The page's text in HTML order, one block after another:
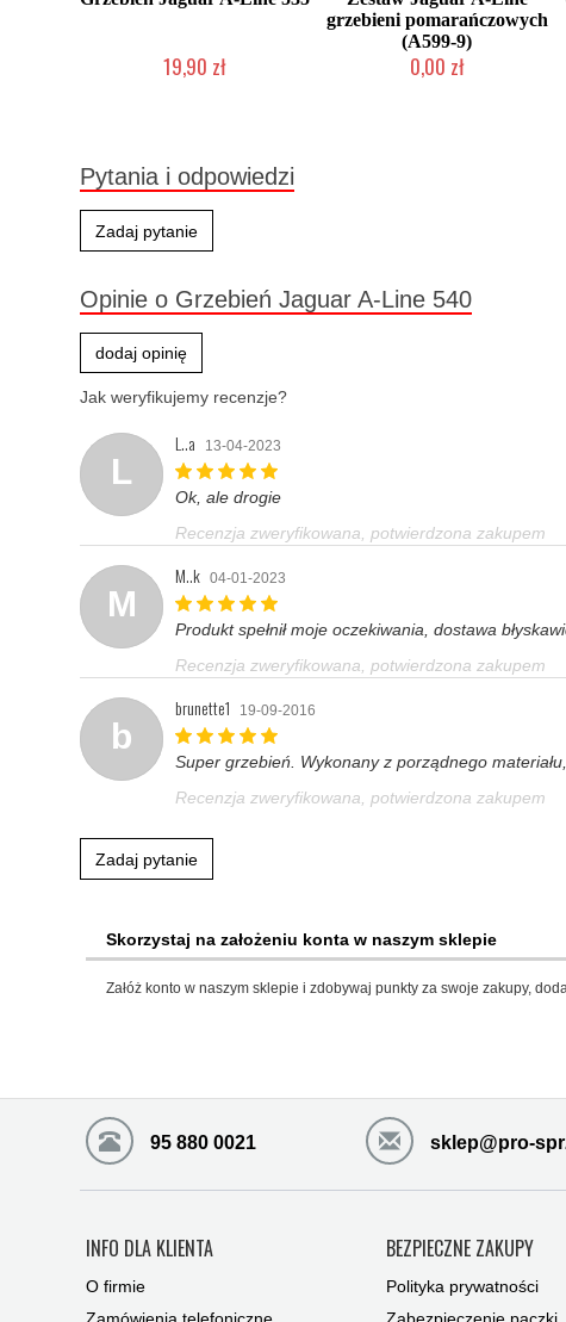
19,90 zł
grzebieni pomarańczowych
(A599-9)
0,00 zł
Pytania i odpowiedzi
Zadaj pytanie
Opinie o Grzebień Jaguar A-Line 540
dodaj opinię
Jak weryfikujemy recenzje?
L
L..a 13-04-2023
Ok, ale drogie
Recenzja zweryfikowana, potwierdzona zakupem
M
M..k 04-01-2023
Produkt spełnił moje oczekiwania, dostawa
Recenzja zweryfikowana, potwierdzona zakupem
b
brunette1 19-09-2016
Super grzebień. Wykonany z porządnego
Recenzja zweryfikowana, potwierdzona zakupem
Zadaj pytanie
Skorzystaj na założeniu konta w naszym sklepie
Załóż konto w naszym sklepie i zdobywaj punkty za swoje zakupy,
95 880 0021 sklep@pro-
INFO DLA KLIENTA
O firmie
BEZPIECZNE ZAKUPY
Polityka prywatności